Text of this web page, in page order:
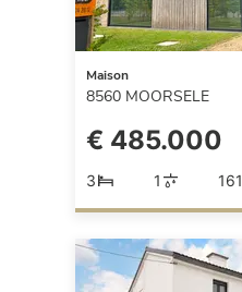
Maison
8560 MOORSELE
€ 485.000
3 1